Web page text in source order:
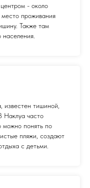
- около
проживания
Также там
известен тишиной,
Наклуа часто
можно понять по
пляжи, создают
с детьми.